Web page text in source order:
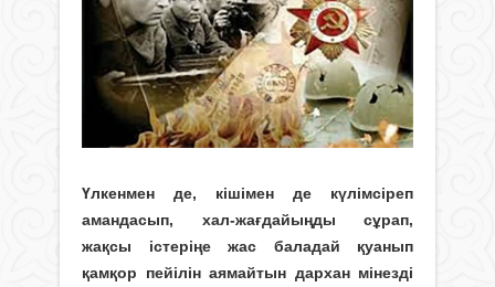
Үлкенмен де, кішімен де күлімсіреп
амандасып, хал-жағдайыңды сұрап,
жақсы істеріңе жас баладай қуанып
қамқор пейілін аямайтын дархан мінезді